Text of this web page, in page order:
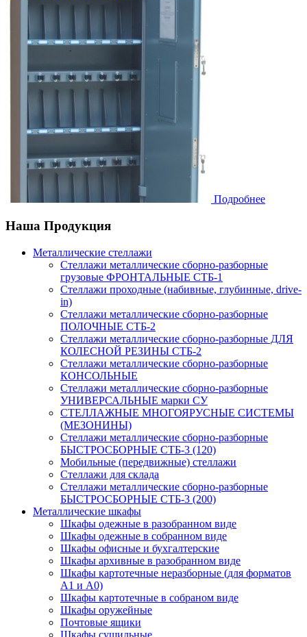
Подробнее
Наша Продукция
Металлические стеллажи
Стеллажи металлические сборно-разборные
грузовые ФРОНТАЛЬНЫЕ СТБ-1
Стеллажи проходные (набивные, глубинные, drive-
in)
Стеллажи металлические сборно-разборные
ПОЛОЧНЫЕ СТБ-2
Стеллажи металлические сборно-разборные ДЛЯ
КОЛЕСНОЙ РЕЗИНЫ СТБ-2
Стеллажи металлические сборно-разборные
КОНСОЛЬНЫЕ
Стеллажи металлические сборно-разборные
УНИВЕРСАЛЬНЫЕ марки СУ
СТЕЛЛАЖНЫЕ МНОГОЯРУСНЫЕ СИСТЕМЫ
(МЕЗОНИНЫ)
Стеллажи металлические сборно-разборные
БЫСТРОСБОРНЫЕ СТБ-3 (120)
Мобильные (передвижные) стеллажи
Стеллажи для склада
Стеллажи металлические сборно-разборные
БЫСТРОСБОРНЫЕ СТБ-3 (200)
Металлические шкафы
Шкафы одежные в разобранном виде
Шкафы одежные в собранном виде
Шкафы офисные и бухгалтерские
Шкафы архивные в разобранном виде
Шкафы картотечные неразборные (для форматов
А1 и А0)
Шкафы картотечные в собраном виде
Шкафы оружейные
Почтовые ящики
Шкафы сушильные